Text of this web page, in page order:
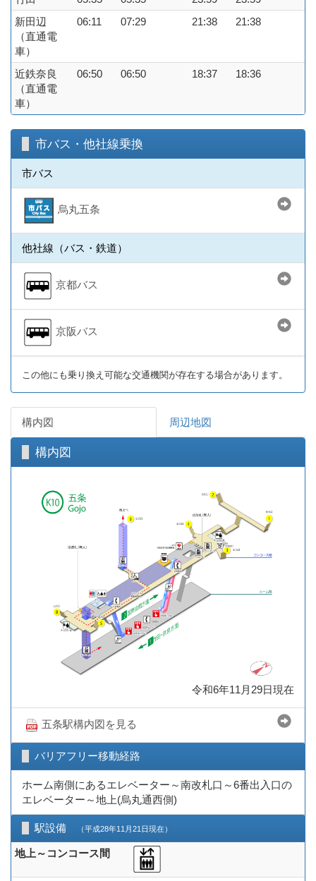
新田辺
（直通電
車）
06:11 07:29 21:38 21:38
近鉄奈良
（直通電
車）
06:50 06:50 18:37 18:36
市バス・他社線乗換
市バス
烏丸五条
他社線（バス・鉄道）
京都バス
京阪バス
この他にも乗り換え可能な交通機関が存在する場合があります。
構内図 周辺地図
構内図
令和6年11月29日現在
五条駅構内図を見る
バリアフリー移動経路
ホーム南側にあるエレベーター～南改札口～6番出入口の
エレベーター～地上(烏丸通西側)
駅設備 （平成28年11月21日現在）
地上～コンコース間